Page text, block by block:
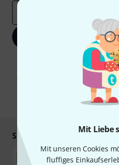
Mit Liebe
Mit unseren Cookies
fluffiges
Jetzt
Mit Klick auf „Jetzt anmelden“
Werbung und einer Messung des
Abmeldung ist jederzeit möglich.
unseren
*
Sicher einkaufen &